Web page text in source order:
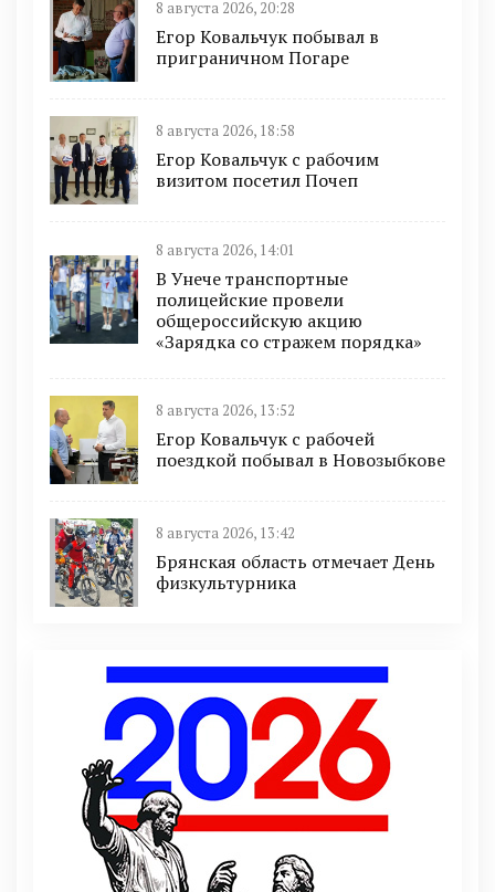
8 августа 2026, 20:28
Егор Ковальчук побывал в
приграничном Погаре
8 августа 2026, 18:58
Егор Ковальчук с рабочим
визитом посетил Почеп
8 августа 2026, 14:01
В Унече транспортные
полицейские провели
общероссийскую акцию
«Зарядка со стражем порядка»
8 августа 2026, 13:52
Егор Ковальчук с рабочей
поездкой побывал в Новозыбкове
8 августа 2026, 13:42
Брянская область отмечает День
физкультурника